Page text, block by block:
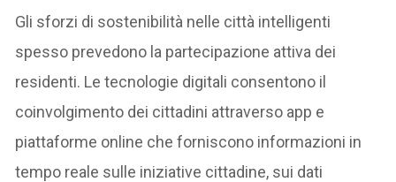
Gli sforzi di sostenibilità nelle città intelligenti
spesso prevedono la partecipazione attiva dei
residenti. Le tecnologie digitali consentono il
coinvolgimento dei cittadini attraverso app e
piattaforme online che forniscono informazioni in
tempo reale sulle iniziative cittadine, sui dati